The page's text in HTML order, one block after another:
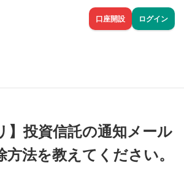
口座開設 ログイン
】投資信託の通知メール
方法を教えてください。